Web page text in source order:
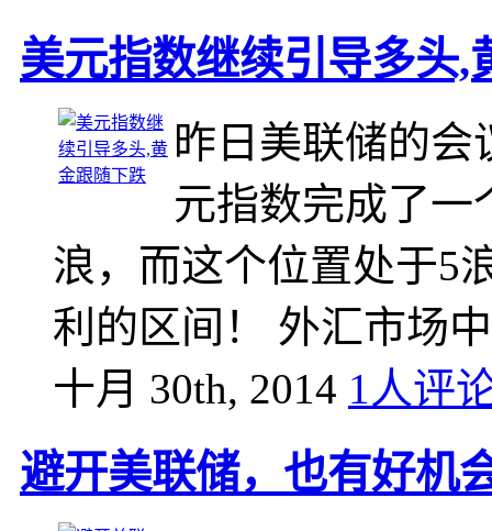
美元指数继续引导多头,
昨日美联储的
元指数完成了一
浪，而这个位置处于5
利的区间！ 外汇市场
十月 30th, 2014 1人评
避开美联储，也有好机